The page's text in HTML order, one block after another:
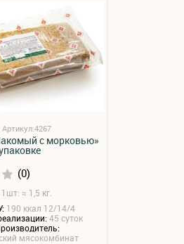
Артикул:4267
с морковью»
(0)
1шт: ≈ 1,5 кг.
190 ккал 12/14/4
45 суток
мясокомбинат